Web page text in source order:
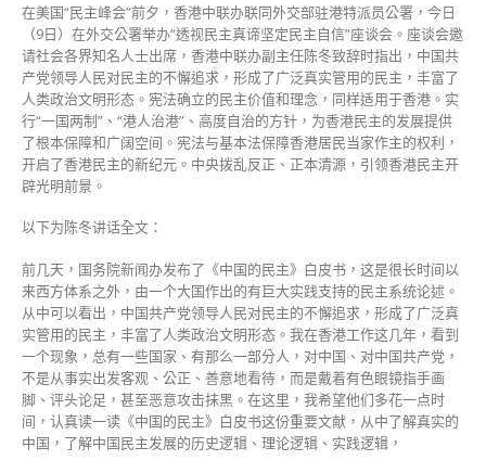
民
主
道
路〉
中
在美国“民主峰会”前夕，香港中联办联同外交部驻港特派员公署，今日
（9日）在外交公署举办“透视民主真谛坚定民主自信”座谈会。座谈会邀
请社会各界知名人士出席，香港中联办副主任陈冬致辞时指出，中国共
产党领导人民对民主的不懈追求，形成了广泛真实管用的民主，丰富了
人类政治文明形态。宪法确立的民主价值和理念，同样适用于香港。实
行“一国两制”、“港人治港”、高度自治的方针，为香港民主的发展提供
了根本保障和广阔空间。宪法与基本法保障香港居民当家作主的权利，
开启了香港民主的新纪元。中央拨乱反正、正本清源，引领香港民主开
辟光明前景。
以下为陈冬讲话全文：
前几天，国务院新闻办发布了《中国的民主》白皮书，这是很长时间以
来西方体系之外，由一个大国作出的有巨大实践支持的民主系统论述。
从中可以看出，中国共产党领导人民对民主的不懈追求，形成了广泛真
实管用的民主，丰富了人类政治文明形态。我在香港工作这几年，看到
一个现象，总有一些国家、有那么一部分人，对中国、对中国共产党，
不是从事实出发客观、公正、善意地看待，而是戴着有色眼镜指手画
脚、评头论足，甚至恶意攻击抹黑。在这里，我希望他们多花一点时
间，认真读一读《中国的民主》白皮书这份重要文献，从中了解真实的
中国，了解中国民主发展的历史逻辑、理论逻辑、实践逻辑，